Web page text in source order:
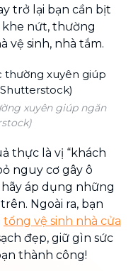
trở lại bạn cần bịt
khe nứt, thường
vệ sinh, nhà tắm.
xuyên giúp ngăn
thực là vị “khách
nguy cơ gây ô
áp dụng những
Ngoài ra, bạn
tổng vệ sinh nhà cửa
đẹp, giữ gìn sức
thành công!